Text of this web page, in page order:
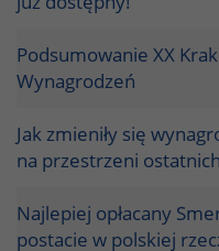
Podsumowanie XX
Wynagrodzeń
Jak zmieniły się
na przestrzeni
Najlepiej opłacany
postacie w polskiej